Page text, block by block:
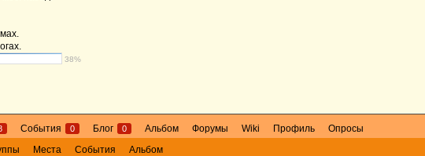
38%
События 0 Блог 0 Альбом Форумы Wiki Профиль
Опросы
Места События Альбом